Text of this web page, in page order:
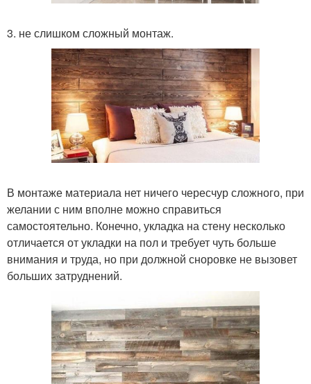
3. не слишком сложный монтаж.
В монтаже материала нет ничего чересчур сложного, при
желании с ним вполне можно справиться
самостоятельно. Конечно, укладка на стену несколько
отличается от укладки на пол и требует чуть больше
внимания и труда, но при должной сноровке не вызовет
больших затруднений.